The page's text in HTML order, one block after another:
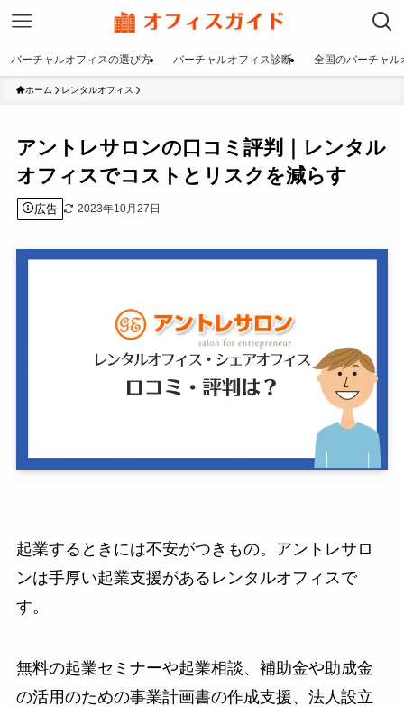
バーチャルオフィスの選び方 バーチャルオフィス診断 全国のバーチャル
ホーム レンタルオフィス
アントレサロンの口コミ評判｜レンタル
オフィスでコストとリスクを減らす
広告 2023年10月27日
起業するときには不安がつきもの。アントレサロ
ンは手厚い起業支援があるレンタルオフィスで
す。
無料の起業セミナーや起業相談、補助金や助成金
の活用のための事業計画書の作成支援、法人設立